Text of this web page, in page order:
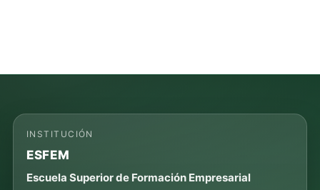
INSTITUCIÓN
ESFEM
Escuela Superior de Formación Empresarial